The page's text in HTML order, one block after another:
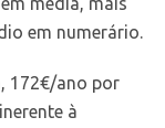
em numerário.
172€/ano por
à